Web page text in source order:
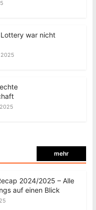
war nicht
mehr
2024/2025 – Alle
auf einen Blick